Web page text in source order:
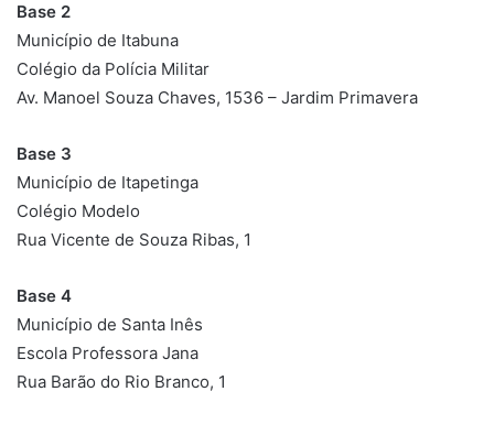
Base 2
Município de Itabuna
Colégio da Polícia Militar
Av. Manoel Souza Chaves, 1536 – Jardim Primavera
Base 3
Município de Itapetinga
Colégio Modelo
Rua Vicente de Souza Ribas, 1
Base 4
Município de Santa Inês
Escola Professora Jana
Rua Barão do Rio Branco, 1